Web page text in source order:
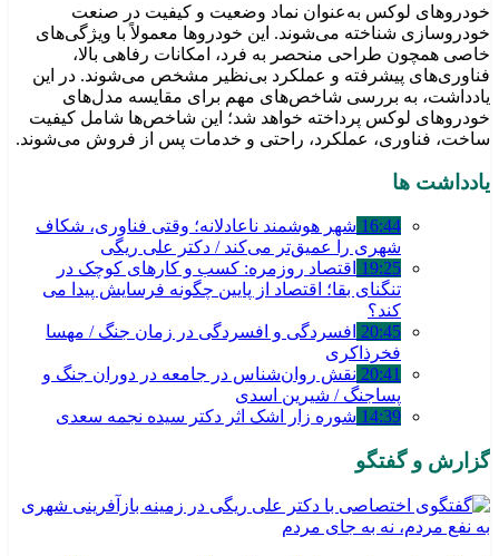
خودروهای لوکس به‌عنوان نماد وضعیت و کیفیت در صنعت
خودروسازی شناخته می‌شوند. این خودروها معمولاً با ویژگی‌های
خاصی همچون طراحی منحصر به فرد، امکانات رفاهی بالا،
فناوری‌های پیشرفته و عملکرد بی‌نظیر مشخص می‌شوند. در این
یادداشت، به بررسی شاخص‌های مهم برای مقایسه مدل‌های
خودروهای لوکس پرداخته خواهد شد؛ این شاخص‌ها شامل کیفیت
ساخت، فناوری، عملکرد، راحتی و خدمات پس از فروش می‌شوند.
یادداشت ها
16:44 شهر هوشمند ناعادلانه؛ وقتی فناوری، شکاف
شهری را عمیق‌تر می‌کند / دکتر علی ریگی
19:25 اقتصاد روزمره: کسب‌ و کارهای کوچک در
تنگنای بقا؛ اقتصاد از پایین چگونه فرسایش پیدا می
کند؟
20:45 افسردگی و افسردگی در زمان جنگ / مهسا
فخرذاکری
20:41 نقش روان‌شناس در جامعه در دوران جنگ و
پساجنگ / شیرین اسدی
14:39 شوره زار اشک اثر دکتر سیده نجمه سعدی
گزارش و گفتگو